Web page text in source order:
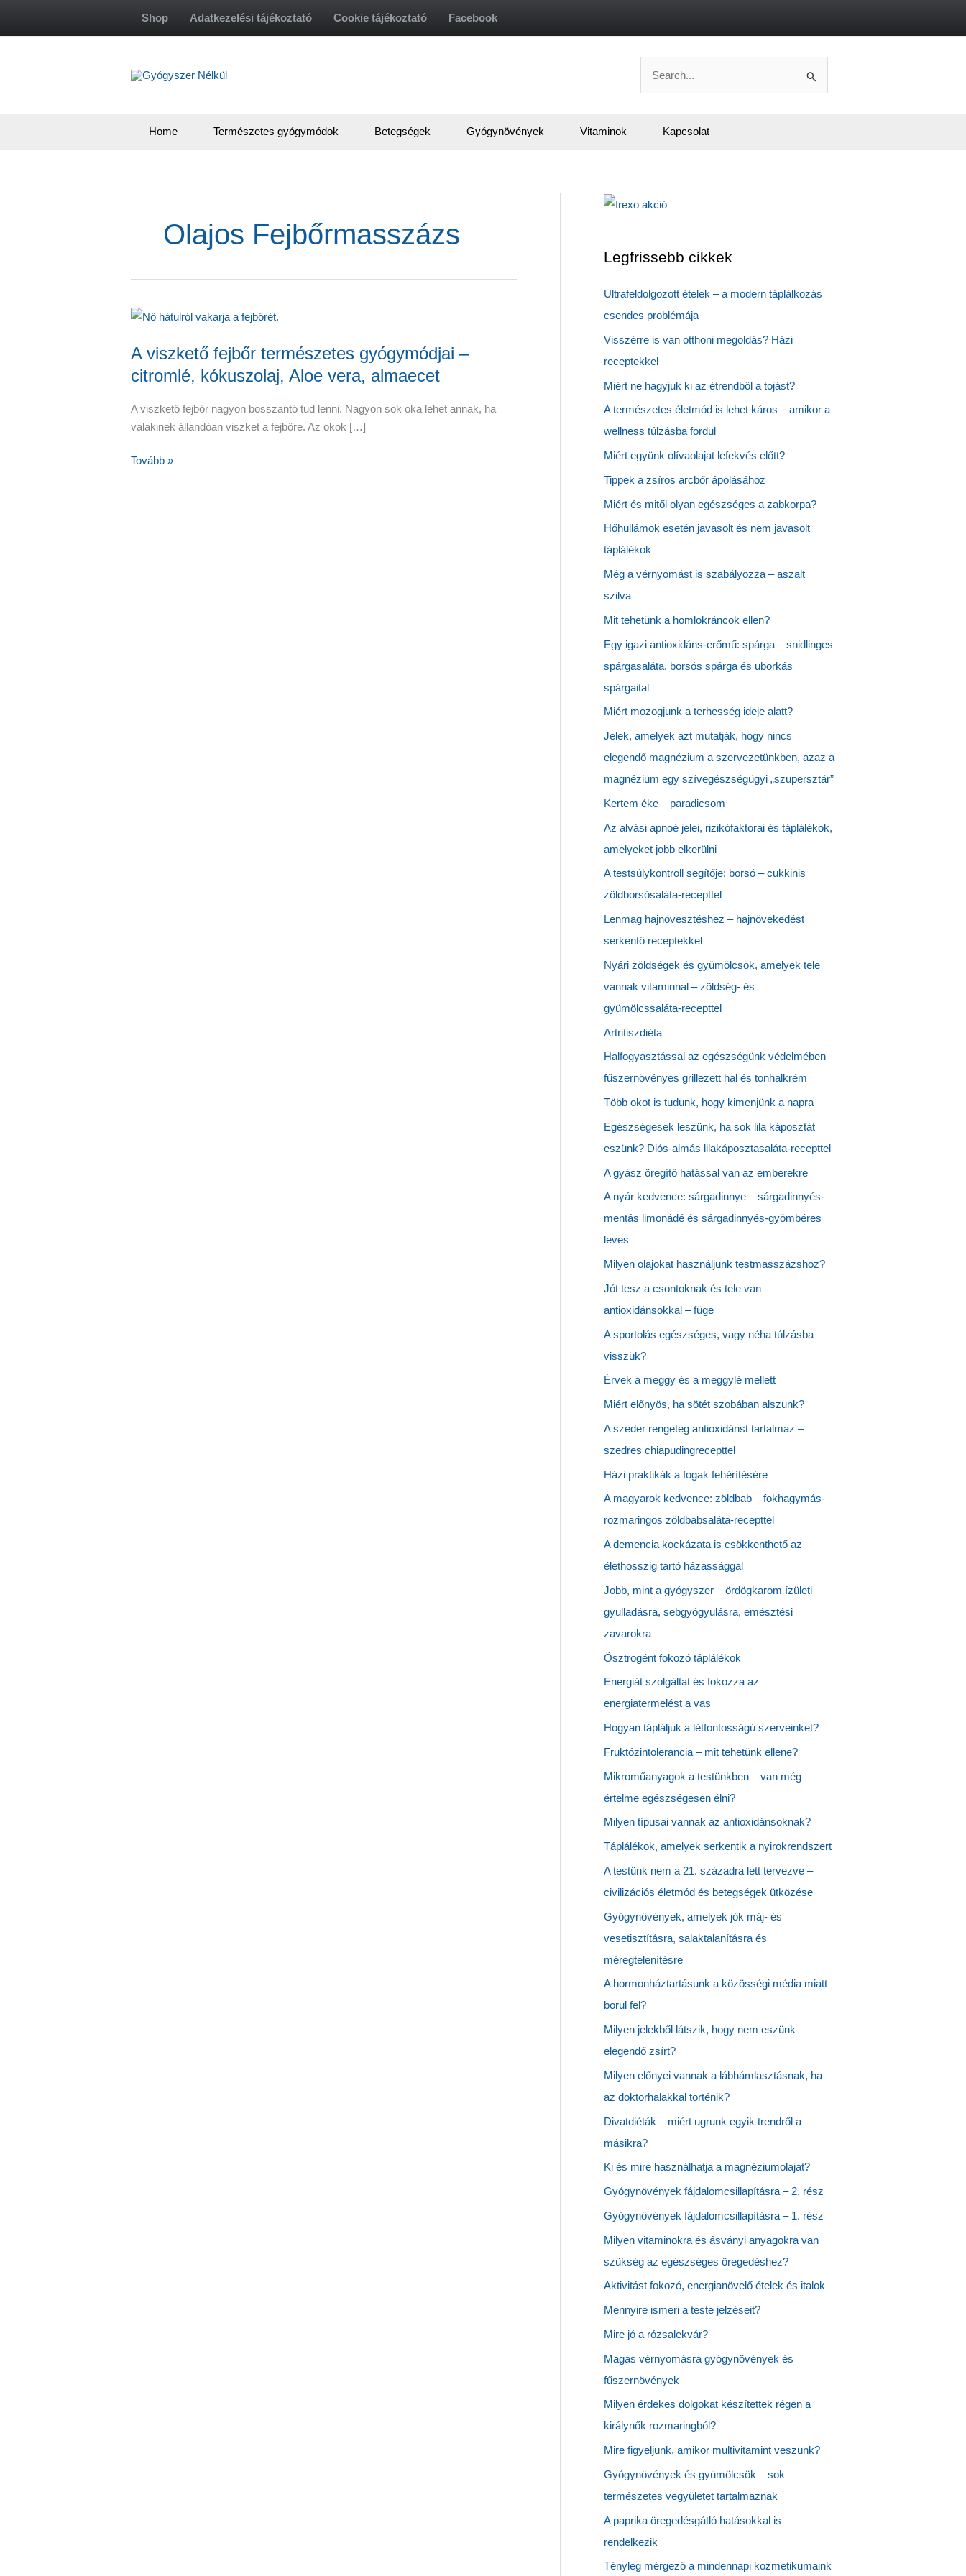
Shop Adatkezelési tájékoztató Cookie tájékoztató Facebook
for:
Home Természetes gyógymódok Betegségek Gyógynövények Vitaminok Kapcsolat
Olajos Fejbőrmasszázs
A viszkető fejbőr természetes gyógymódjai –
citromlé, kókuszolaj, Aloe vera, almaecet
A viszkető fejbőr nagyon bosszantó tud lenni. Nagyon sok oka lehet annak, ha
valakinek állandóan viszket a fejbőre. Az okok […]
A
Tovább »
Legfrissebb cikkek
Ultrafeldolgozott ételek – a modern táplálkozás
csendes problémája
Visszérre is van otthoni megoldás? Házi
receptekkel
Miért ne hagyjuk ki az étrendből a tojást?
A természetes életmód is lehet káros – amikor a
wellness túlzásba fordul
Miért együnk olívaolajat lefekvés előtt?
Tippek a zsíros arcbőr ápolásához
Miért és mitől olyan egészséges a zabkorpa?
Hőhullámok esetén javasolt és nem javasolt
táplálékok
Még a vérnyomást is szabályozza – aszalt
szilva
Mit tehetünk a homlokráncok ellen?
Egy igazi antioxidáns-erőmű: spárga – snidlinges
spárgasaláta, borsós spárga és uborkás
spárgaital
Miért mozogjunk a terhesség ideje alatt?
Jelek, amelyek azt mutatják, hogy nincs
elegendő magnézium a szervezetünkben, azaz a
magnézium egy szívegészségügyi „szupersztár”
Kertem éke – paradicsom
Az alvási apnoé jelei, rizikófaktorai és táplálékok,
amelyeket jobb elkerülni
A testsúlykontroll segítője: borsó – cukkinis
zöldborsósaláta-recepttel
Lenmag hajnövesztéshez – hajnövekedést
serkentő receptekkel
Nyári zöldségek és gyümölcsök, amelyek tele
vannak vitaminnal – zöldség- és
gyümölcssaláta-recepttel
Artritiszdiéta
Halfogyasztással az egészségünk védelmében –
fűszernövényes grillezett hal és tonhalkrém
Több okot is tudunk, hogy kimenjünk a napra
Egészségesek leszünk, ha sok lila káposztát
eszünk? Diós-almás lilakáposztasaláta-recepttel
A gyász öregítő hatással van az emberekre
A nyár kedvence: sárgadinnye – sárgadinnyés-
mentás limonádé és sárgadinnyés-gyömbéres
leves
Milyen olajokat használjunk testmasszázshoz?
Jót tesz a csontoknak és tele van
antioxidánsokkal – füge
A sportolás egészséges, vagy néha túlzásba
visszük?
Érvek a meggy és a meggylé mellett
Miért előnyös, ha sötét szobában alszunk?
A szeder rengeteg antioxidánst tartalmaz –
szedres chiapudingrecepttel
Házi praktikák a fogak fehérítésére
A magyarok kedvence: zöldbab – fokhagymás-
rozmaringos zöldbabsaláta-recepttel
A demencia kockázata is csökkenthető az
élethosszig tartó házassággal
Jobb, mint a gyógyszer – ördögkarom ízületi
gyulladásra, sebgyógyulásra, emésztési
zavarokra
Ösztrogént fokozó táplálékok
Energiát szolgáltat és fokozza az
energiatermelést a vas
Hogyan tápláljuk a létfontosságú szerveinket?
Fruktózintolerancia – mit tehetünk ellene?
Mikroműanyagok a testünkben – van még
értelme egészségesen élni?
Milyen típusai vannak az antioxidánsoknak?
Táplálékok, amelyek serkentik a nyirokrendszert
A testünk nem a 21. századra lett tervezve –
civilizációs életmód és betegségek ütközése
Gyógynövények, amelyek jók máj- és
vesetisztításra, salaktalanításra és
méregtelenítésre
A hormonháztartásunk a közösségi média miatt
borul fel?
Milyen jelekből látszik, hogy nem eszünk
elegendő zsírt?
Milyen előnyei vannak a lábhámlasztásnak, ha
az doktorhalakkal történik?
Divatdiéták – miért ugrunk egyik trendről a
másikra?
Ki és mire használhatja a magnéziumolajat?
Gyógynövények fájdalomcsillapításra – 2. rész
Gyógynövények fájdalomcsillapításra – 1. rész
Milyen vitaminokra és ásványi anyagokra van
szükség az egészséges öregedéshez?
Aktivitást fokozó, energianövelő ételek és italok
Mennyire ismeri a teste jelzéseit?
Mire jó a rózsalekvár?
Magas vérnyomásra gyógynövények és
fűszernövények
Milyen érdekes dolgokat készítettek régen a
királynők rozmaringból?
Mire figyeljünk, amikor multivitamint veszünk?
Gyógynövények és gyümölcsök – sok
természetes vegyületet tartalmaznak
A paprika öregedésgátló hatásokkal is
rendelkezik
Tényleg mérgező a mindennapi kozmetikumaink